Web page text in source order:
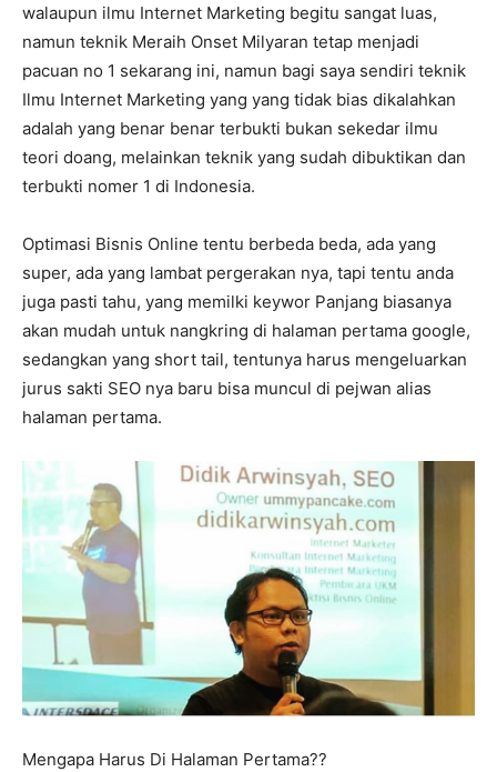
walaupun ilmu Internet Marketing begitu sangat luas,
namun teknik Meraih Onset Milyaran tetap menjadi
pacuan no 1 sekarang ini, namun bagi saya sendiri teknik
Ilmu Internet Marketing yang yang tidak bias dikalahkan
adalah yang benar benar terbukti bukan sekedar ilmu
teori doang, melainkan teknik yang sudah dibuktikan dan
terbukti nomer 1 di Indonesia.
Optimasi Bisnis Online tentu berbeda beda, ada yang
super, ada yang lambat pergerakan nya, tapi tentu anda
juga pasti tahu, yang memilki keywor Panjang biasanya
akan mudah untuk nangkring di halaman pertama google,
sedangkan yang short tail, tentunya harus mengeluarkan
jurus sakti SEO nya baru bisa muncul di pejwan alias
halaman pertama.
Mengapa Harus Di Halaman Pertama??